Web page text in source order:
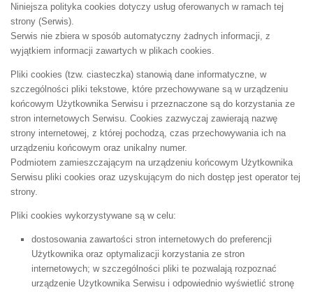
Niniejsza polityka cookies dotyczy usług oferowanych w ramach tej
strony (Serwis).
Serwis nie zbiera w sposób automatyczny żadnych informacji, z
wyjątkiem informacji zawartych w plikach cookies.
Pliki cookies (tzw. ciasteczka) stanowią dane informatyczne, w
szczególności pliki tekstowe, które przechowywane są w urządzeniu
końcowym Użytkownika Serwisu i przeznaczone są do korzystania ze
stron internetowych Serwisu. Cookies zazwyczaj zawierają nazwę
strony internetowej, z której pochodzą, czas przechowywania ich na
urządzeniu końcowym oraz unikalny numer.
Podmiotem zamieszczającym na urządzeniu końcowym Użytkownika
Serwisu pliki cookies oraz uzyskującym do nich dostęp jest operator tej
strony.
Pliki cookies wykorzystywane są w celu:
dostosowania zawartości stron internetowych do preferencji
Użytkownika oraz optymalizacji korzystania ze stron
internetowych; w szczególności pliki te pozwalają rozpoznać
urządzenie Użytkownika Serwisu i odpowiednio wyświetlić stronę